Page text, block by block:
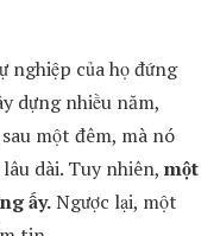
nghiệp của họ đứng
dựng nhiều năm,
một đêm, mà nó
dài. Tuy nhiên, một
ấy.Ngược lại, một